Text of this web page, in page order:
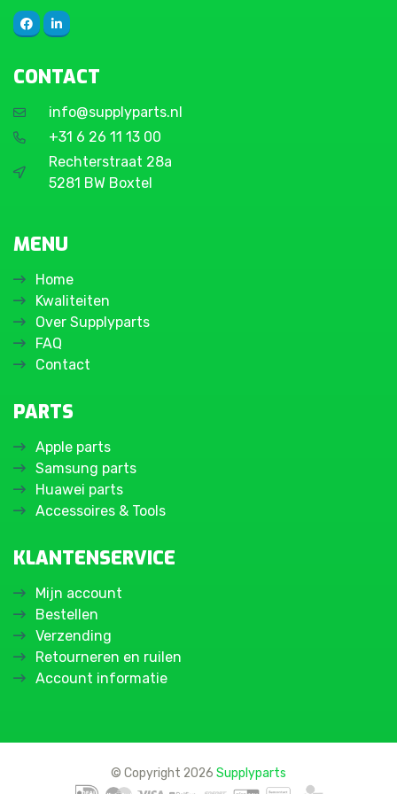
CONTACT
info@supplyparts.nl
+31 6 26 11 13 00
Rechterstraat 28a
5281 BW Boxtel
MENU
Home
Kwaliteiten
Over Supplyparts
FAQ
Contact
PARTS
Apple parts
Samsung parts
Huawei parts
Accessoires & Tools
KLANTENSERVICE
Mijn account
Bestellen
Verzending
Retourneren en ruilen
Account informatie
© Copyright 2026 Supplyparts